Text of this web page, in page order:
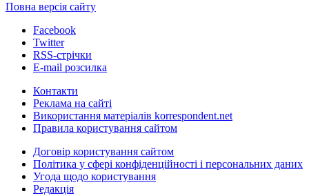
Повна версія сайту
Facebook
Twitter
RSS-стрічки
E-mail розсилка
Контакти
Реклама на сайті
Використання матеріалів korrespondent.net
Правила користування сайтом
Договір користування сайтом
Політика у сфері конфіденційності і персональних даних
Угода щодо користування
Редакція